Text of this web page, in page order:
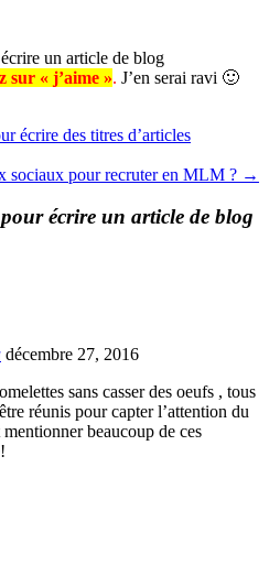
un article de blog
sur « j’aime ». J’en serai ravi 🙂
écrire des titres d’articles
sociaux pour recruter en MLM ? →
pour écrire un article de blog
décembre 27, 2016
sans casser des oeufs , tous
réunis pour capter l’attention du
beaucoup de ces